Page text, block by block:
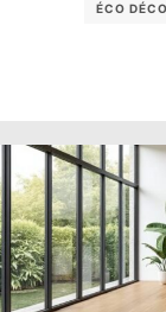
ÉCO